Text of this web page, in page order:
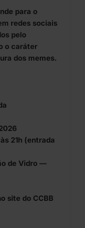
para o
redes sociais
pelo
o caráter
dos memes.
21h (entrada
de Vidro —
site do CCBB